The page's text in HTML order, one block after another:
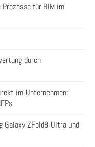
Prozesse für BIM im
durch
im Unternehmen:
Galaxy ZFold8 Ultra und